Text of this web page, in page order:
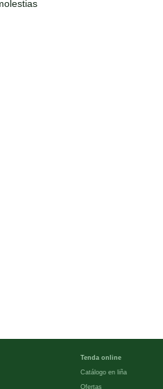
Tenda online
Catálogo en liña
Ofertas